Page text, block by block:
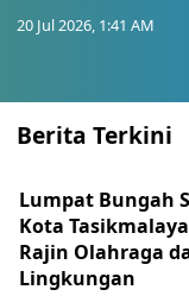
20 Jul 2026, 1:41 AM
Berita Terkini
Lumpat Bungah
Kota
Rajin Olahraga
Lingkungan